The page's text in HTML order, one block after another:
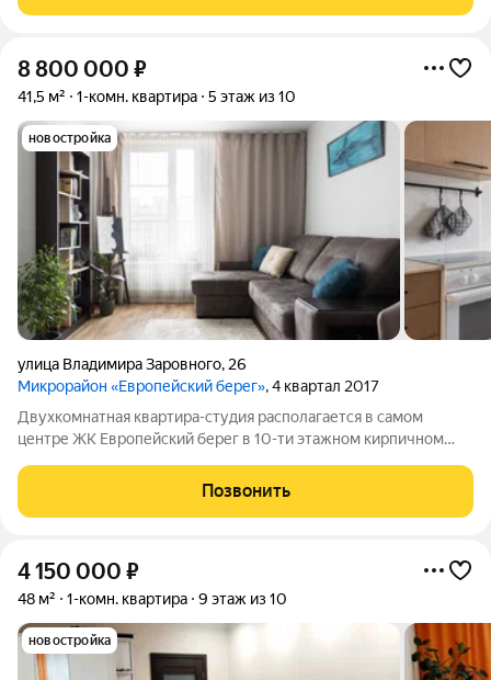
8 800 000 ₽
41,5 м² 1-комн. квартира 5 этаж из 10
новостройка
улица Владимира Заровного, 26
Микрорайон «Европейский берег», 4 квартал 2017
Двухкомнатная квартира-студия располагается в самом
центре ЖК Европейский берег в 10-ти этажном кирпичном
общедоступных парковочных мест ОБРЕМЕНЕНИЙ НЕТ. Один
взрослый собственник, мат. капитал не
Позвонить
4 150 000 ₽
48 м² 1-комн. квартира 9 этаж из 10
новостройка